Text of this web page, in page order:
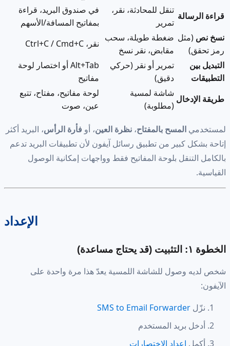
قراءة الرسالة
تنقل للمحادثة، نقر،
تمرير
في صندوق البريد، قراءة
بمفاتيح المسافة/الأسهم
نسخ نص (مثل
رمز تحقق)
ضغطة طويلة، سحب
مقابض، نقر نسخ
نقر، Ctrl+C / Cmd+C
التبديل بين
التطبيقات
تمرير أو نقر (حركي
دقيق)
Alt+Tab أو اختصار لوحة
مفاتيح
طريقة الإدخال
شاشة لمسية
(مطلوبة)
لوحة مفاتيح، مفتاح، تتبع
عين، صوت
لمستخدمي المسح بالمفتاح، نظرة العين، أو فأرة الرأس، البريد أكثر
إتاحة بشكل كبير من تطبيق رسائل آيفون لأن تطبيقات البريد تدعم
بالكامل التنقل بلوحة المفاتيح فقط وواجهات إمكانية الوصول
القياسية.
الإعداد
الخطوة ١: التثبيت (قد يحتاج مساعدة)
شخص لديه وصول للشاشة اللمسية يعدّ هذا مرة واحدة على
الآيفون:
نزّل SMS to Email Forwarder
أدخل بريد المستخدم
أكمل إعداد الاختصارات